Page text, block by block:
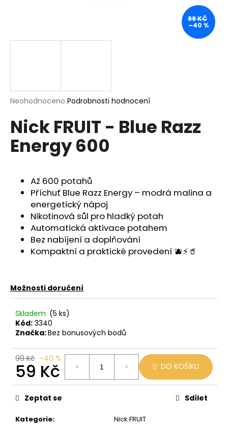
Průměrné
produktu
je
0,0
Neohodnoceno Podrobnosti hodnocení
Nick FRUIT - Blue Razz
Energy 600
Až 600 potahů
Příchuť Blue Razz Energy – modrá malina a
energetický nápoj
Nikotinová sůl pro hladký potah
Automatická aktivace potahem
Bez nabíjení a doplňování
Kompaktní a praktické provedení 🫐⚡🥤
Možnosti doručení
Skladem (5 ks)
Kód: 3340
Značka:Bez bonusových bodů
99 Kč –40 %
59 Kč
Měrná
cena:
DO KOŠÍKU
Kategorie:
Nick FRUIT
Zeptat se Sdílet
99 KČ
–40 %
í
e
OXVA
EZ
CARTRIDGE
0,8
OHM
109